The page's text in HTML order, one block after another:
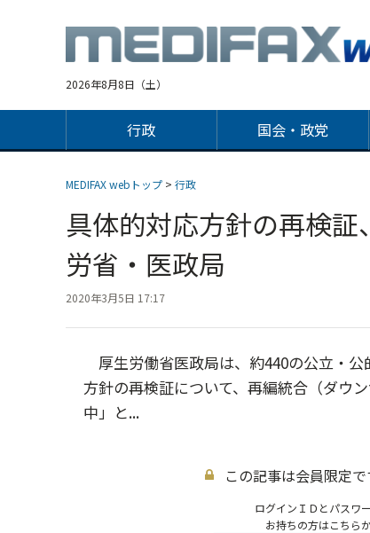
2026年8月8日（土）
行政 国会・政党
MEDIFAX webトップ > 行政
具体的対応方針の再検
労省・医政局
2020年3月5日 17:17
厚生労働省医政局は、約440の公立・
方針の再検証について、再編統合（ダウ
中」と...
この記事は会員限定
ログインＩＤとパスワ
お持ちの方はこちら